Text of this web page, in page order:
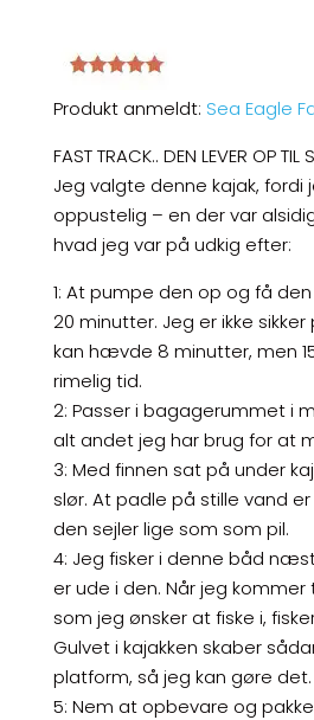
Produkt anmeldt: Sea Eagle
FAST TRACK.. DEN LEVER OP TIL
Jeg valgte denne kajak, fordi
oppustelig – en der var
hvad jeg var på udkig efter:
1: At pumpe den op og få
20 minutter. Jeg er ikke sikker
kan hævde 8 minutter, men
rimelig tid.
2: Passer i bagagerummet i
alt andet jeg har brug for at
3: Med finnen sat på under
slør. At padle på stille vand
den sejler lige som som pil.
4: Jeg fisker i denne båd
er ude i den. Når jeg
som jeg ønsker at fiske i,
Gulvet i kajakken skaber
platform, så jeg kan gøre det.
5: Nem at opbevare og